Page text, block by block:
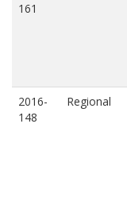
161
2016-
148
Regional